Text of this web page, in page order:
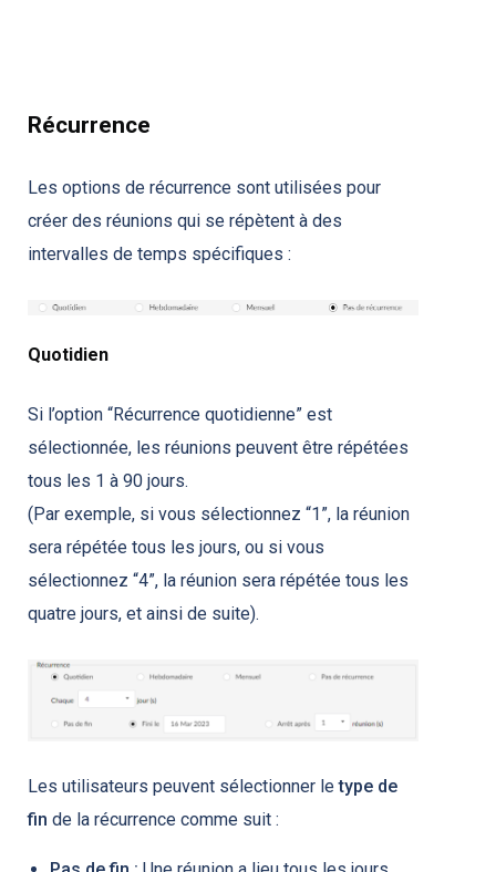
Récurrence
Les options de récurrence sont utilisées pour
créer des réunions qui se répètent à des
intervalles de temps spécifiques :
Quotidien
Si l’option “Récurrence quotidienne” est
sélectionnée, les réunions peuvent être répétées
tous les 1 à 90 jours.
(Par exemple, si vous sélectionnez “1”, la réunion
sera répétée tous les jours, ou si vous
sélectionnez “4”, la réunion sera répétée tous les
quatre jours, et ainsi de suite).
Les utilisateurs peuvent sélectionner letype de
fin de la récurrence comme suit :